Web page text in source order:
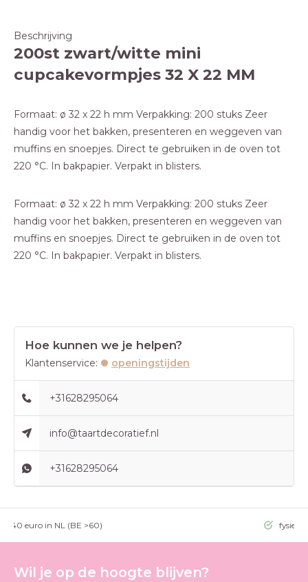
Beschrijving
200st zwart/witte mini
cupcakevormpjes 32 X 22 MM
Formaat: ø 32 x 22 h mm Verpakking: 200 stuks Zeer
handig voor het bakken, presenteren en weggeven van
muffins en snoepjes. Direct te gebruiken in de oven tot
220 °C. In bakpapier. Verpakt in blisters.
Formaat: ø 32 x 22 h mm Verpakking: 200 stuks Zeer
handig voor het bakken, presenteren en weggeven van
muffins en snoepjes. Direct te gebruiken in de oven tot
220 °C. In bakpapier. Verpakt in blisters.
Hoe kunnen we je helpen?
Klantenservice: openingstijden
+31628295064
info@taartdecoratief.nl
+31628295064
>40 euro in NL (BE >60) fysieke
Wil je op de hoogte blijven?